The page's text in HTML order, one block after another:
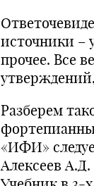
источники –
прочее. Все
Разберем
«ИФИ»
Алексеев